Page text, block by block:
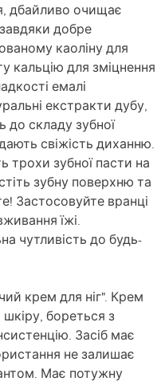
дбайливо очищає
добре
каоліну для
кальцію для зміцнення
емалі
екстракти дубу,
до складу зубної
свіжість диханню.
трохи зубної пасти на
зубну поверхню та
Застосовуйте вранці
їжі.
чутливість до будь-
крем для ніг". Крем
бореться з
Засіб має
не залишає
Має потужну